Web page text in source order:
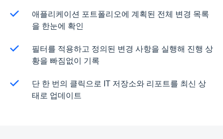
애플리케이션 포트폴리오에 계획된 전체 변경 목록
을 한눈에 확인
필터를 적용하고 정의된 변경 사항을 실행해 진행 상
황을 빠짐없이 기록
단 한 번의 클릭으로 IT 저장소와 리포트를 최신 상
태로 업데이트